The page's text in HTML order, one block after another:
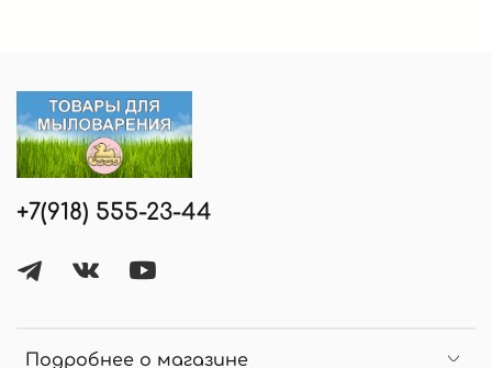
Подробнее о магазине
+7(918) 555-23-44